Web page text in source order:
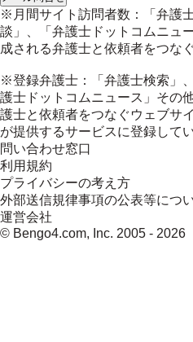
※月間サイト訪問者数：「弁護
談」、「弁護士ドットコムニュ
成される弁護士と依頼者をつな
※登録弁護士：「弁護士検索」
護士ドットコムニュース」その
護士と依頼者をつなぐウェブサ
が提供するサービスに登録して
問い合わせ窓口
利用規約
プライバシーの考え方
外部送信規律事項の公表等につ
運営会社
© Bengo4.com, Inc. 2005 - 2026